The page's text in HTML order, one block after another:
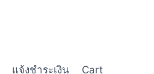
แจ้งชำระเงิน Cart